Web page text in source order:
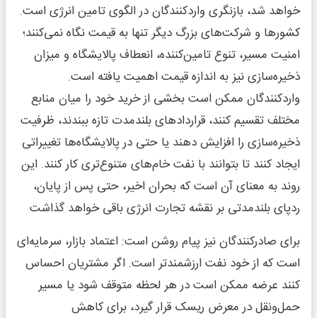
خواهد شد، بازنگری واردکنندگان در الگوی تامین انرژی است.
کشورها و شرکت‌های بزرگ دیگر تنها به قیمت نگاه نمی‌کنند؛
امنیت مسیر، تنوع تامین‌کننده، انعطاف پالایشگاه و میزان
ذخیره‌سازی نیز به اندازه قیمت اهمیت یافته است.
واردکنندگان ممکن است بخشی از خرید خود را میان منابع
مختلف تقسیم کنند، قراردادهای بلندمدت تازه ببندند، ظرفیت
ذخیره‌سازی را افزایش دهند یا حتی در پالایشگاه‌ها تغییراتی
ایجاد کنند تا بتوانند با نفت خام‌های متنوع‌تری کار کنند. این
روند به معنای آن است که بحران اخیر، حتی پس از پایان،
ردپای بلندمدتی بر نقشه تجارت انرژی باقی خواهد گذاشت
برای صادرکنندگان نیز پیام روشن است: اعتماد بازار، سرمایه‌ای
است که از خود نفت ارزشمندتر است. اگر مشتریان احساس
کنند عرضه ممکن است در هر لحظه متوقف شود یا مسیر
حمل‌ونقل در معرض ریسک قرار گیرد، برای کاهش